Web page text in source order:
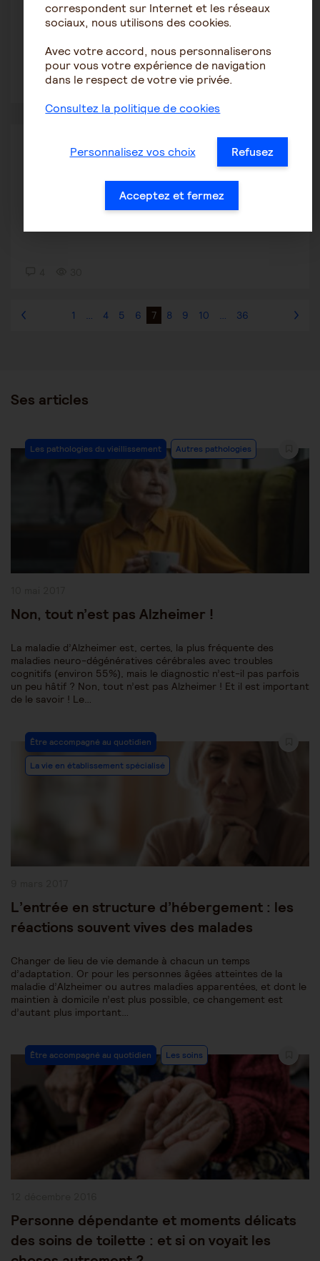
Proche qui refuse de s'alimenter
12
michmaz
Alzheimer hepad
1 … 4 5 6 7 8 9 10 … 36
Ses articles
Post
Category:
Les pathologies du vieillissement Autres pathologies
Non, tout n’est pas Alzheimer !
La maladie d’Alzheimer est, certes, la plus fréquente des
maladies neuro-dégénératives cérébrales avec troubles
cognitifs (environ 55%), mais le diagnostic n’est-il pas parfois
un peu hâtif ? Non, tout n’est pas Alzheimer ! Et il est important
de le savoir ! Le…
Post
Category:
Être accompagné au quotidien
La vie en établissement spécialisé
L’entrée en structure d’hébergement : les
réactions souvent vives des malades
Changer de lieu de vie demande à chacun un temps
d’adaptation. Or pour les personnes âgées atteintes de la
maladie d’Alzheimer ou autres maladies apparentées, et dont le
maintien à domicile n’est plus possible, ce changement est
d’autant plus important…
Post
Category:
Être accompagné au quotidien Les soins
Personne dépendante et moments délicats
des soins de toilette : et si on voyait les
correspondent sur Internet et les réseaux
sociaux, nous utilisons des cookies.
Avec votre accord, nous personnaliserons
pour vous votre expérience de navigation
dans le respect de votre vie privée.
Consultez la politique de cookies
Personnalisez vos choix Refusez
Acceptez et fermez